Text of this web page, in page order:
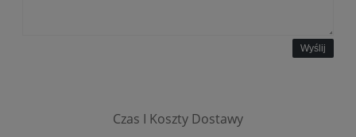
Wyślij
Czas I Koszty Dostawy